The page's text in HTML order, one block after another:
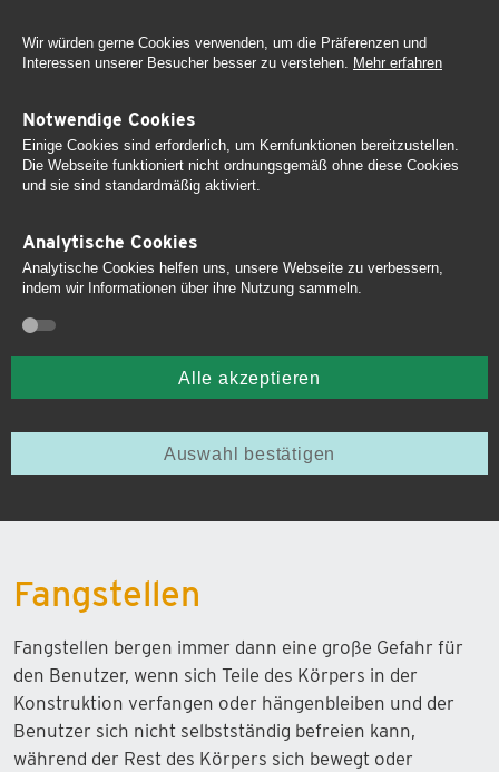
Seminare
Spielplatzsicherheit
und -kontrolle
Home Lexikon
Fangstellen
Fangstellen bergen immer dann eine große Gefahr für
den Benutzer, wenn sich Teile des Körpers in der
Konstruktion verfangen oder hängenbleiben und der
Benutzer sich nicht selbstständig befreien kann,
während der Rest des Körpers sich bewegt oder
Wir würden gerne Cookies verwenden, um die Präferenzen und
Interessen unserer Besucher besser zu verstehen. Mehr erfahren
Notwendige Cookies
Einige Cookies sind erforderlich, um Kernfunktionen bereitzustellen.
Die Webseite funktioniert nicht ordnungsgemäß ohne diese Cookies
und sie sind standardmäßig aktiviert.
Analytische Cookies
Analytische Cookies helfen uns, unsere Webseite zu verbessern,
indem wir Informationen über ihre Nutzung sammeln.
Alle akzeptieren
Auswahl bestätigen